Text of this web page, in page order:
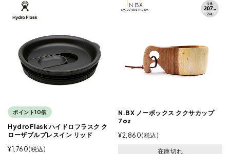
ポイント10倍
HydroFlask ハイドロフラスク ク
ローザブルプレスイン リッド
¥1,760 税込
N.BX ノーボックス ククサカップ
7oz
¥2,860 税込
在庫切れ